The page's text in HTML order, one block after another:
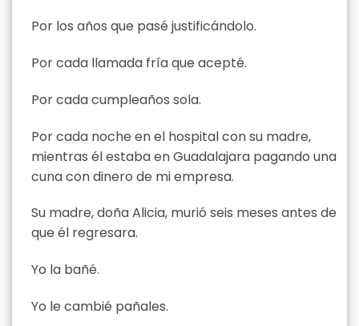
Por los años que pasé justificándolo.
Por cada llamada fría que acepté.
Por cada cumpleaños sola.
Por cada noche en el hospital con su madre,
mientras él estaba en Guadalajara pagando una
cuna con dinero de mi empresa.
Su madre, doña Alicia, murió seis meses antes de
que él regresara.
Yo la bañé.
Yo le cambié pañales.